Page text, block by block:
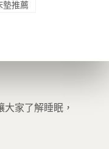
墊推薦
大家了解睡眠，